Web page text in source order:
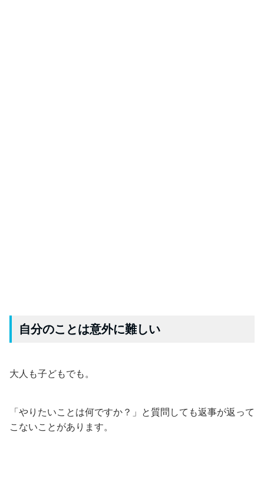
自分のことは意外に難しい
大人も子どもでも。
「やりたいことは何ですか？」と質問しても返事が返って
こないことがあります。